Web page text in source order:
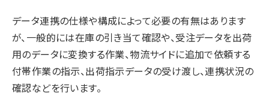
データ連携の仕様や構成によって必要の有無はあります
が、一般的には在庫の引き当て確認や、受注データを出荷
用のデータに変換する作業、物流サイドに追加で依頼する
付帯作業の指示、出荷指示データの受け渡し、連携状況の
確認などを行います。